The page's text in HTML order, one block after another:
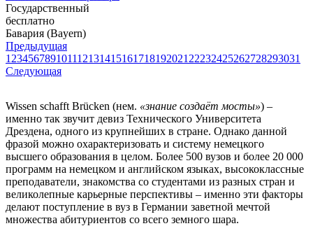
Государственный
бесплатно
Бавария (Bayern)
Предыдущая
1 23456789101112131415161718192021 22232425262728293031
Следующая
Wissen schafft Brücken (нем. «знание создаёт мосты») –
именно так звучит девиз Технического Университета
Дрездена, одного из крупнейших в стране. Однако данной
фразой можно охарактеризовать и систему немецкого
высшего образования в целом. Более 500 вузов и более 20 000
программ на немецком и английском языках, высококлассные
преподаватели, знакомства со студентами из разных стран и
великолепные карьерные перспективы – именно эти факторы
делают поступление в вуз в Германии заветной мечтой
множества абитуриентов со всего земного шара.